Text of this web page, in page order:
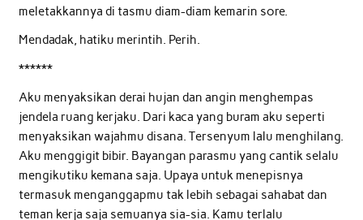
meletakkannya di tasmu diam-diam kemarin sore.
Mendadak, hatiku merintih. Perih.
******
Aku menyaksikan derai hujan dan angin menghempas
jendela ruang kerjaku. Dari kaca yang buram aku seperti
menyaksikan wajahmu disana. Tersenyum lalu menghilang.
Aku menggigit bibir. Bayangan parasmu yang cantik selalu
mengikutiku kemana saja. Upaya untuk menepisnya
termasuk menganggapmu tak lebih sebagai sahabat dan
teman kerja saja semuanya sia-sia. Kamu terlalu